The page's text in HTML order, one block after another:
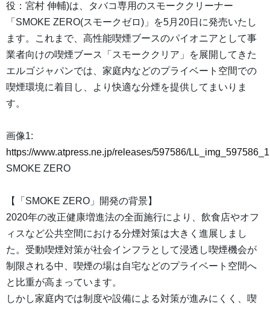
役：宮村 伸輔)は、タバコ専用のスモーククリーナー
「SMOKE ZERO(スモークゼロ)」を5月20日に発売いたし
ます。これまで、高性能喫煙ブースのパイオニアとして事
業者向けの喫煙ブース「スモーククリア」を展開してきた
エルゴジャパンでは、家庭内などのプライベート空間での
喫煙環境に着目し、より快適な分煙を提供してまいりま
す。
画像1:
https://www.atpress.ne.jp/releases/597586/
SMOKE ZERO
【「SMOKE ZERO」開発の背景】
2020年の改正健康増進法の全面施行により、飲食店やオフ
ィスなど公共空間における分煙対策は大きく進展しまし
た。受動喫煙対策が社会インフラとして浸透し喫煙機会が
制限される中、喫煙の場は自宅などのプライベート空間へ
と比重が高まっています。
しかし家庭内では制度や設備による対策が進みにくく、喫